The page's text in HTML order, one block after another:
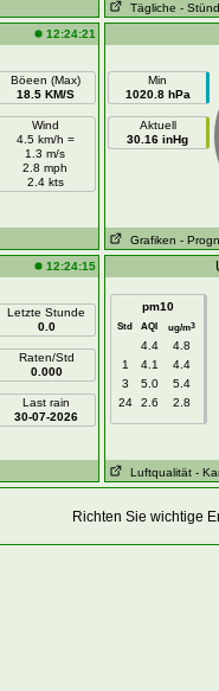
Tägliche -
12:24:21
Böeen (Max)
18.5 KM/S
Wind
4.5 km/h =
1.3 m/s
2.8 mph
2.4 kts
Min
1020.8 hPa
Aktuell
30.16 inHg
Grafiken -
12:24:15
Letzte Stunde
0.0
Raten/Std
0.000
Last rain
30-07-2026
pm10
Std AQI ug/m3
4.4
4.8
1
4.1
4.4
3
5.0
5.4
24
2.6 2.8
Luftqualität -
Richten Sie wichtige